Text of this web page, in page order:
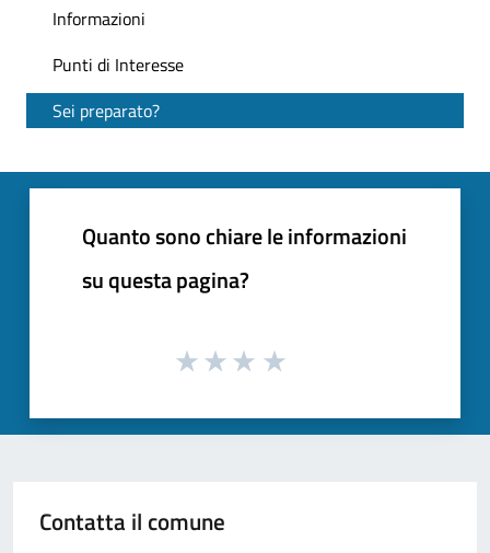
Informazioni
Punti di Interesse
Sei preparato?
Quanto sono chiare le informazioni
su questa pagina?
Contatta il comune